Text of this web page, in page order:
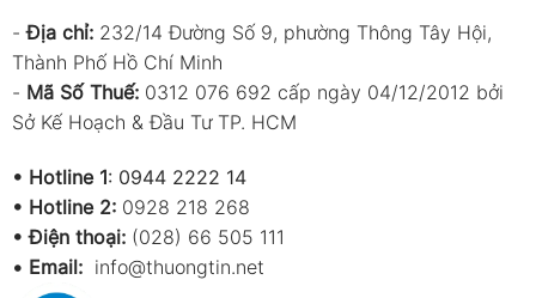
-Địa chỉ: 232/14 Đường Số 9, phường Thông Tây Hội,
Thành Phố Hồ Chí Minh
- Mã Số Thuế: 0312 076 692 cấp ngày 04/12/2012 bởi
Sở Kế Hoạch & Đầu Tư TP. HCM
• Hotline 1: 0944 2222 14
• Hotline 2: 0928 218 268
• Điện thoại: (028) 66 505 111
• Email: info@thuongtin.net